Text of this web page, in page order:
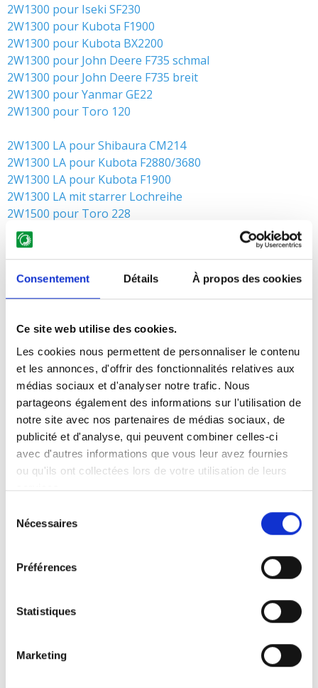
Consentement Détails À propos des cookies
Ce site web utilise des cookies.
Les cookies nous permettent de personnaliser le contenu
et les annonces, d'offrir des fonctionnalités relatives aux
médias sociaux et d'analyser notre trafic. Nous
partageons également des informations sur l'utilisation de
notre site avec nos partenaires de médias sociaux, de
publicité et d'analyse, qui peuvent combiner celles-ci
avec d'autres informations que vous leur avez fournies
ou qu'ils ont collectées lors de votre utilisation de leurs
services.
Nécessaires
Préférences
Statistiques
Marketing
2W1300 pour Iseki SF230
2W1300 pour Kubota F1900
2W1300 pour Kubota BX2200
2W1300 pour John Deere F735 schmal
2W1300 pour John Deere F735 breit
2W1300 pour Yanmar GE22
2W1300 pour Toro 120
2W1300 LA pour Shibaura CM214
2W1300 LA pour Kubota F2880/3680
2W1300 LA pour Kubota F1900
2W1300 LA mit starrer Lochreihe
2W1500 pour Toro 228
TM2W1800 LB pour Iseki SF 370
Vous avez besoin d’un conseil?
MENU
Pièces détachés
STENSBALLE
Tondeuse
BM / FM / FH P
TM / TH
TH / THM Triplex